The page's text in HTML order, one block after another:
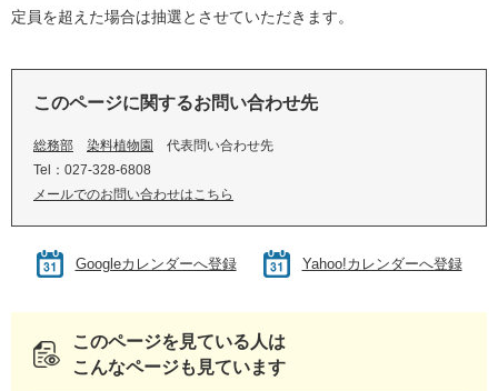
定員を超えた場合は抽選とさせていただきます。
このページに関するお問い合わせ先
総務部 染料植物園
代表問い合わせ先
Tel：027-328-6808
メールでのお問い合わせはこちら
Googleカレンダーへ登録 Yahoo!カレンダーへ登録
このページを見ている人は
こんなページも見ています